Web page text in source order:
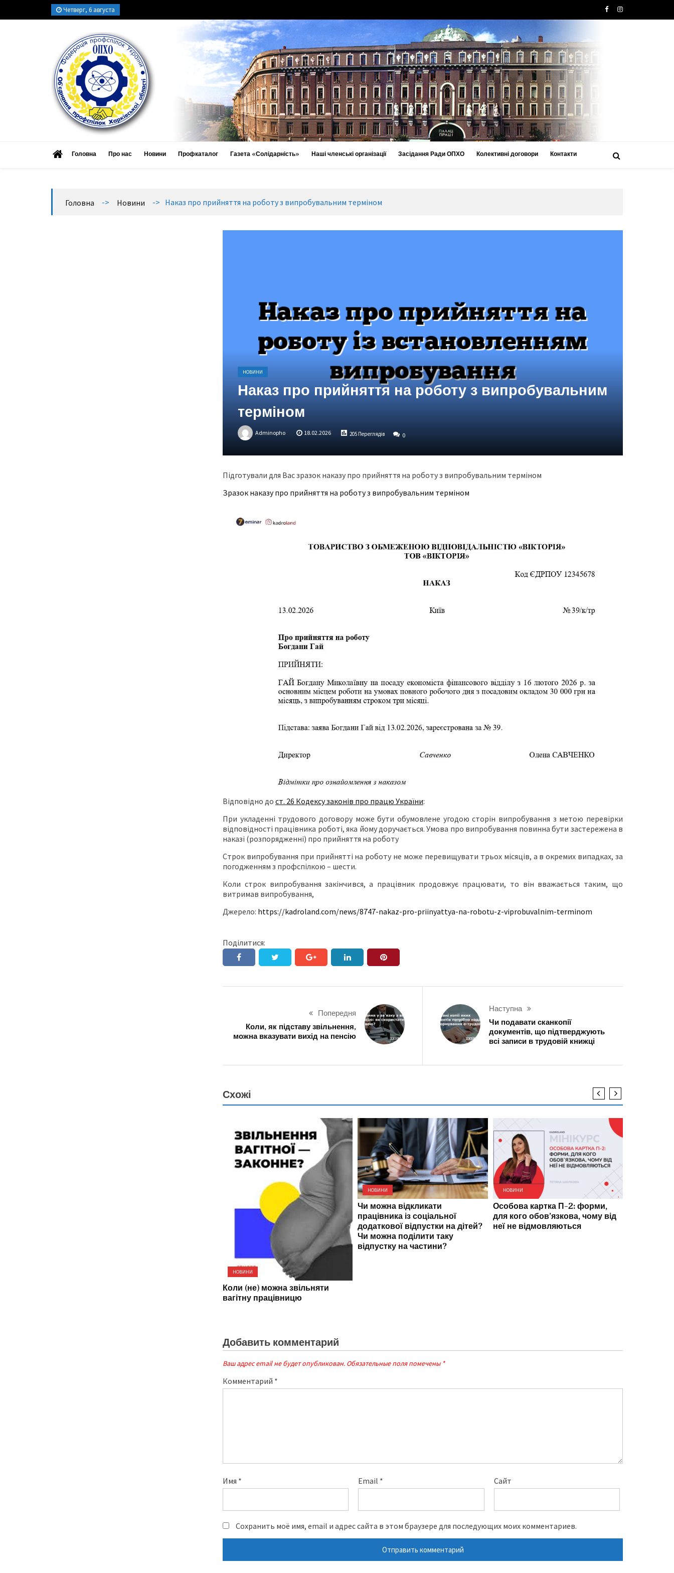
Четверг, 6 августа
Об’єднання профспілок Харківської області
Головна
Про нас Новини Профкаталог Газета «Солідарність» Наші членські організації Засідання Ради ОПХО Колективні договори Контакти
Головна -> Новини -> Наказ про прийняття на роботу з випробувальним терміном
НОВИНИ
Наказ про прийняття на роботу з випробувальним
терміном
Adminopho 18.02.2026 205 Переглядів 0
Підготували для Вас зразок наказу про прийняття на роботу з випробувальним терміном
Зразок наказу про прийняття на роботу з випробувальним терміном
Відповідно до ст. 26 Кодексу законів про працю України:
При укладенні трудового договору може бути обумовлене угодою сторін випробування з метою перевірки
відповідності працівника роботі, яка йому доручається. Умова про випробування повинна бути застережена в
наказі (розпорядженні) про прийняття на роботу
Строк випробування при прийнятті на роботу не може перевищувати трьох місяців, а в окремих випадках, за
погодженням з профспілкою – шести.
Коли строк випробування закінчився, а працівник продовжує працювати, то він вважається таким, що
витримав випробування,
Джерело: https://kadroland.com/news/8747-nakaz-pro-priinyattya-na-robotu-z-viprobuvalnim-terminom
Поділитися:
Попередня
Коли, як підставу звільнення,
можна вказувати вихід на пенсію
Наступна
Чи подавати сканкопії
документів, що підтверджують
всі записи в трудовій книжці
Схожі
НОВИНИ
Коли (не) можна звільняти
вагітну працівницю
НОВИНИ
Чи можна відкликати
працівника із соціальної
додаткової відпустки на дітей?
Чи можна поділити таку
відпустку на частини?
НОВИНИ
Особова картка П-2: форми,
для кого обовʼязкова, чому від
неї не відмовляються
Добавить комментарий
Ваш адрес email не будет опубликован. Обязательные поля помечены *
Комментарий *
Имя * Email * Сайт
Сохранить моё имя, email и адрес сайта в этом браузере для последующих моих комментариев.